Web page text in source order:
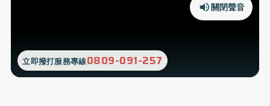
立即撥打服務專線0809-091-257
關閉聲音